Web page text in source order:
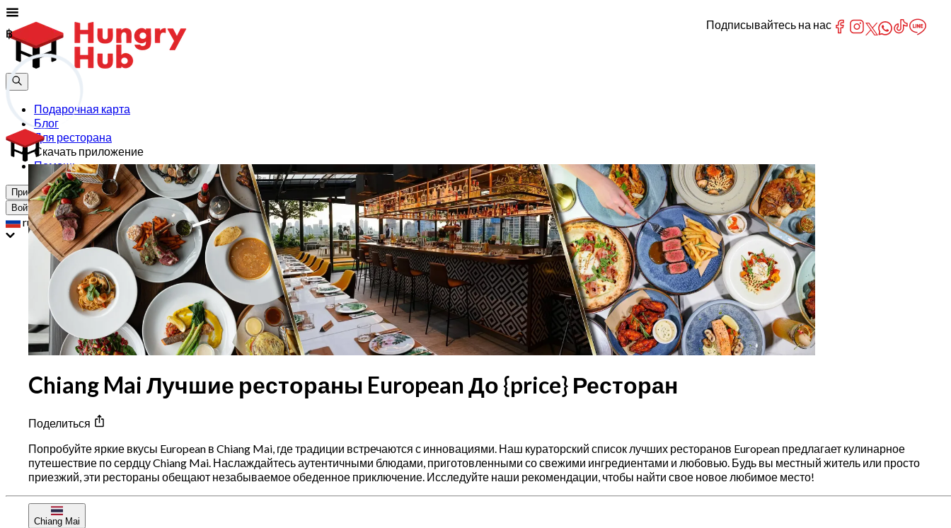
Подарочная карта
Блог
Для ресторана
Скачать приложение
Помощь
Присоединиться
Войти
ru
Chiang Mai Лучшие рестораны European До {price} Ресторан
Поделиться
Попробуйте яркие вкусы European в Chiang Mai, где традиции встречаются с инновациями. Наш кураторский список лучших ресторанов European предлагает кулинарное
путешествие по сердцу Chiang Mai. Наслаждайтесь аутентичными блюдами, приготовленными со свежими ингредиентами и любовью. Будь вы местный житель или просто
приезжий, эти рестораны обещают незабываемое обеденное приключение. Исследуйте наши рекомендации, чтобы найти свое новое любимое место!
Chiang Mai
฿
฿
Подписывайтесь на нас